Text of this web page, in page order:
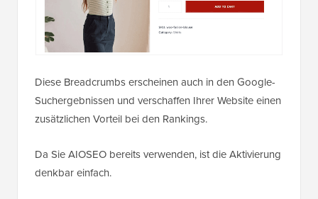
Diese Breadcrumbs erscheinen auch in den Google-
Suchergebnissen und verschaffen Ihrer Website einen
zusätzlichen Vorteil bei den Rankings.
Da Sie AIOSEO bereits verwenden, ist die Aktivierung
denkbar einfach.